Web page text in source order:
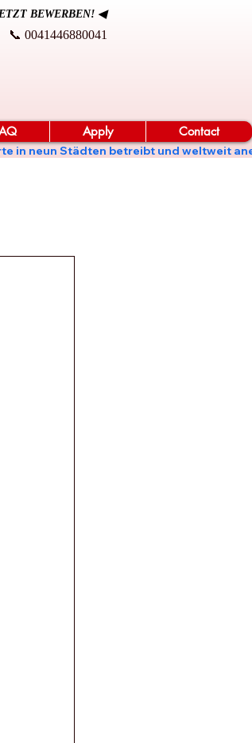
BEWERBEN! ◀
📞 0041446880041
Apply Contact
Städten betreibt und weltweit